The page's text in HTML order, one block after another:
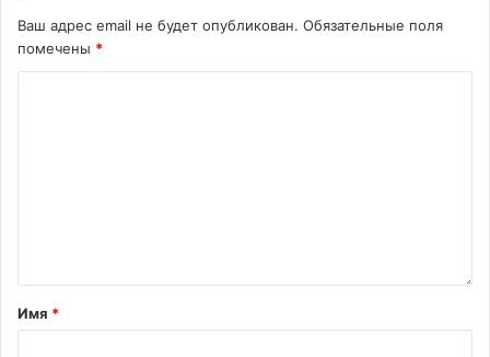
Ваш адрес email не будет опубликован. Обязательные поля
помечены *
Имя *